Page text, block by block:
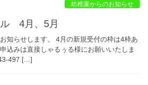
幼稚園からのお知らせ
4月、5月
知らせします。 4月の新規受付の枠は4枠あ
込みは直接しゃるぅる様にお願いいたしま
497 […]